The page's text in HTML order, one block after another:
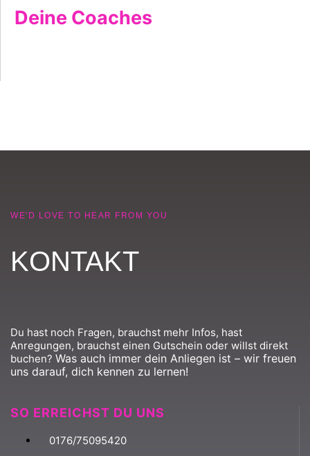
Deine Coaches
WE'D LOVE TO HEAR FROM YOU
KONTAKT
Du hast noch Fragen, brauchst mehr Infos, hast
Anregungen, brauchst einen Gutschein oder willst direkt
buchen? Was auch immer dein Anliegen ist – wir freuen
uns darauf, dich kennen zu lernen!
SO ERREICHST DU UNS
0176/75095420